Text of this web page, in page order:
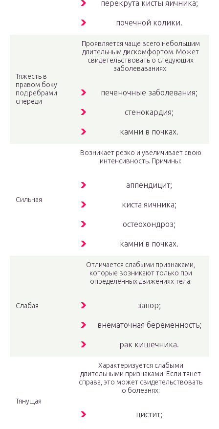
перекрута кисты яичника;
почечной колики.
Тяжесть в
правом боку
под ребрами
спереди
Проявляется чаще всего небольшим
длительным дискомфортом. Может
свидетельствовать о следующих
заболеваваниях:
печеночные заболевания;
стенокардия;
камни в почках.
Сильная
Возникает резко и увеличивает свою
интенсивность. Причины:
аппендицит;
киста яичника;
остеохондроз;
камни в почках.
Слабая
Отличается слабыми признаками,
которые возникают только при
определённых движениях тела:
запор;
внематочная беременность;
рак кишечника.
Тянущая
Характеризуется слабыми
длительными признаками. Если тянет
справа, это может свидетельствовать
о болезнях:
цистит;